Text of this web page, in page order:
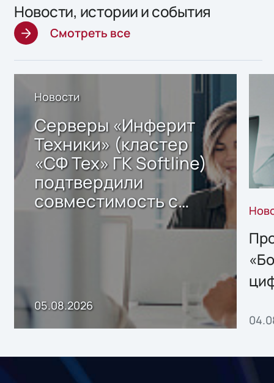
Новости, истории и события
Смотреть все
Новости
Серверы «Инферит
Техники» (кластер
«СФ Тех» ГК Softline)
подтвердили
совместимость с
решением Sharx
05.08.2026